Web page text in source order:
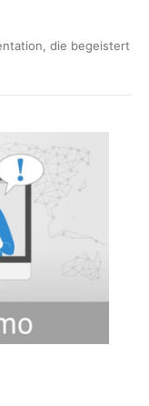
die begeistert